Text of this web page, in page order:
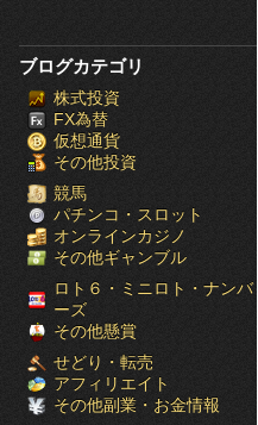
ブログカテゴリ
株式投資
FX為替
仮想通貨
その他投資
競馬
パチンコ・スロット
オンラインカジノ
その他ギャンブル
ロト６・ミニロト・ナンバ
ーズ
その他懸賞
せどり・転売
アフィリエイト
その他副業・お金情報